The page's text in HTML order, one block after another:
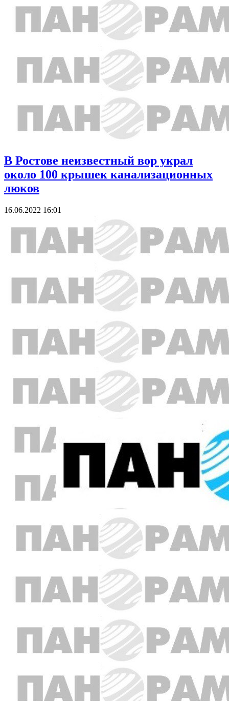
В Ростове неизвестный вор украл
около 100 крышек канализационных
люков
16.06.2022 16:01